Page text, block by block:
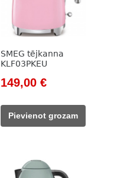
SMEG tējkanna
KLF03PKEU
Original
was:
171,00 €.
149,00 €Current
149,00 €.
Pievienot grozam